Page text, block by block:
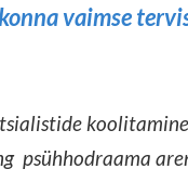
vaimse
koolitamine
psühhodraama